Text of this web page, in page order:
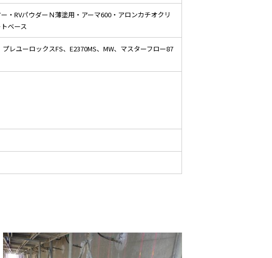
・RVパウダーＮ薄塗用・アーマ600・アロンカチオクリ
ベース
レユーロックスFS、E2370MS、MW、マスターフロー87